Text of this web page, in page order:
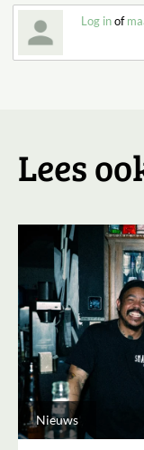
Log inof
Lees
Nieuws